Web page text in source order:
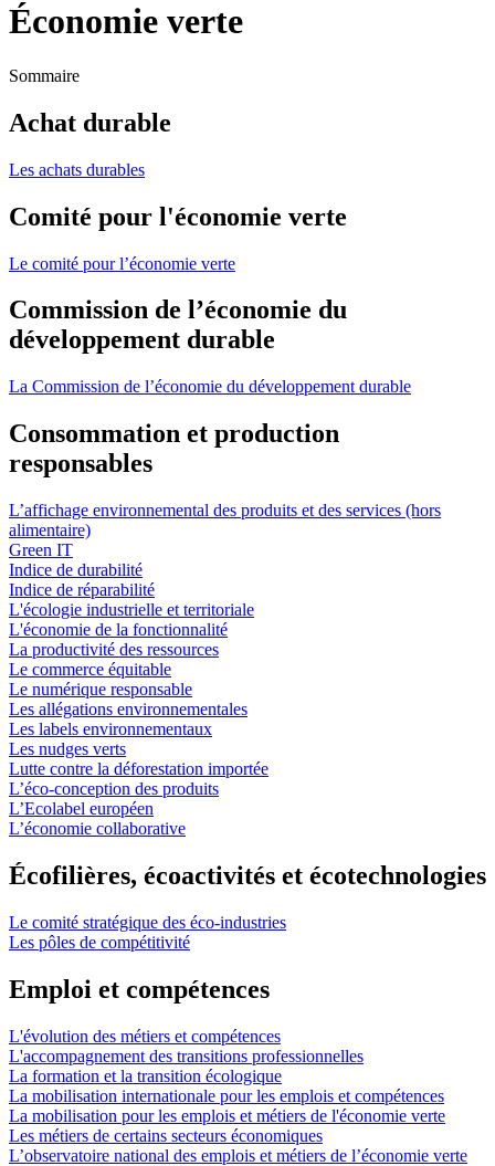
Économie verte
Sommaire
Achat durable
Les achats durables
Comité pour l'économie verte
Le comité pour l’économie verte
Commission de l’économie du
développement durable
La Commission de l’économie du développement durable
Consommation et production
responsables
L’affichage environnemental des produits et des services (hors
alimentaire)
Green IT
Indice de durabilité
Indice de réparabilité
L'écologie industrielle et territoriale
L'économie de la fonctionnalité
La productivité des ressources
Le commerce équitable
Le numérique responsable
Les allégations environnementales
Les labels environnementaux
Les nudges verts
Lutte contre la déforestation importée
L’éco-conception des produits
L’Ecolabel européen
L’économie collaborative
Écofilières, écoactivités et écotechnologies
Le comité stratégique des éco-industries
Les pôles de compétitivité
Emploi et compétences
L'évolution des métiers et compétences
L'accompagnement des transitions professionnelles
La formation et la transition écologique
La mobilisation internationale pour les emplois et compétences
La mobilisation pour les emplois et métiers de l'économie verte
Les métiers de certains secteurs économiques
L’observatoire national des emplois et métiers de l’économie verte